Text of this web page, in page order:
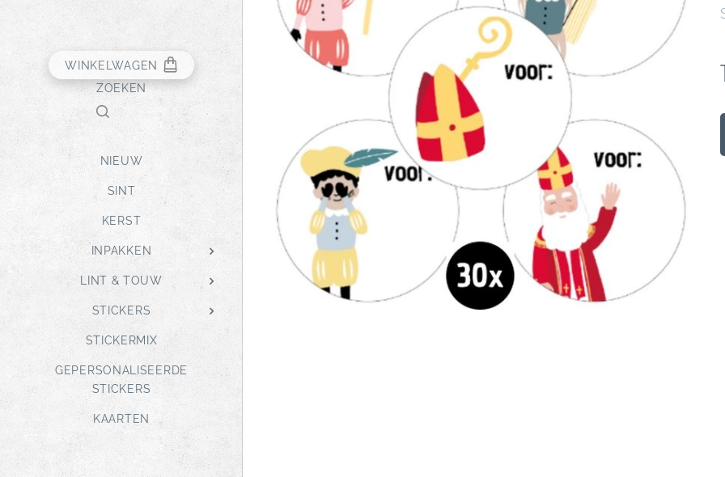
WINKELWAGEN
ZOEKEN
NIEUW
SINT
KERST
INPAKKEN
LINT & TOUW
STICKERS
STICKERMIX
GEPERSONALISEERDE
STICKERS
KAARTEN